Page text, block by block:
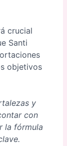
crucial
Santi
objetivos
y
con
la fórmula